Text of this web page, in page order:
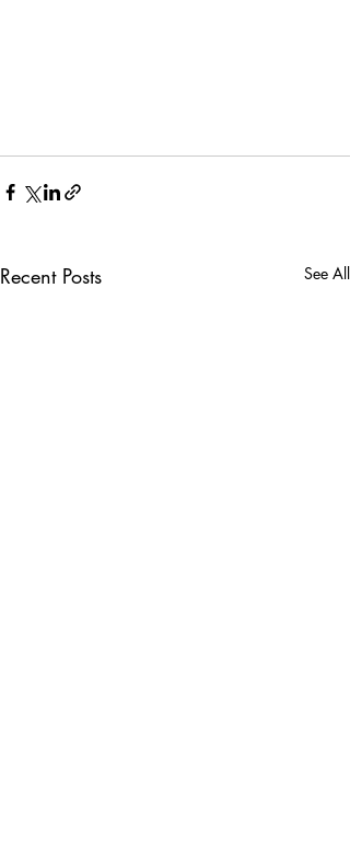
Recent Posts See All